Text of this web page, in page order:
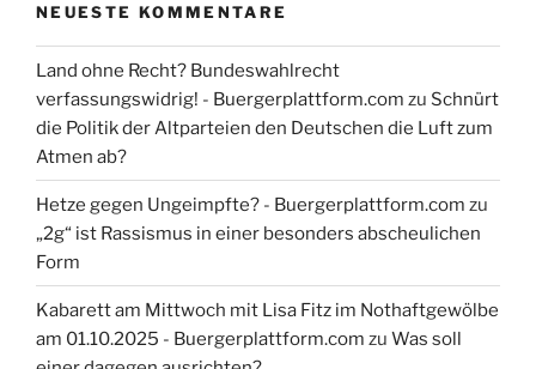
NEUESTE KOMMENTARE
Land ohne Recht? Bundeswahlrecht
verfassungswidrig! - Buergerplattform.com zu Schnürt
die Politik der Altparteien den Deutschen die Luft zum
Atmen ab?
Hetze gegen Ungeimpfte? - Buergerplattform.com zu
„2g“ ist Rassismus in einer besonders abscheulichen
Form
Kabarett am Mittwoch mit Lisa Fitz im Nothaftgewölbe
am 01.10.2025 - Buergerplattform.com zu Was soll